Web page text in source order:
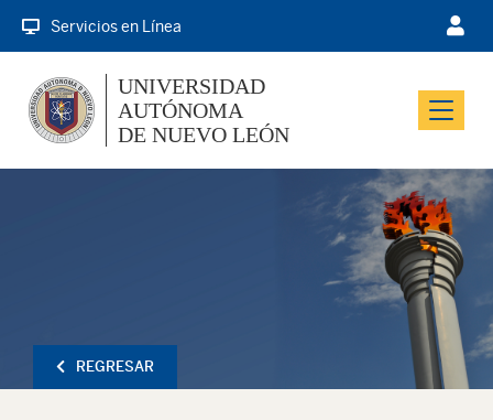
Servicios en Línea
Menu
UNIVERSIDAD
AUTÓNOMA
DE NUEVO LEÓN
REGRESAR